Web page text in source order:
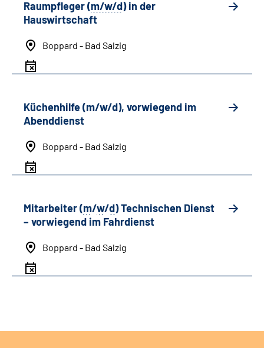
Raumpfleger (m/w/d) in der
Hauswirtschaft
Boppard - Bad Salzig
Küchenhilfe (m/w/d), vorwiegend im
Abenddienst
Boppard - Bad Salzig
Mitarbeiter (m/w/d) Technischen Dienst
– vorwiegend im Fahrdienst
Boppard - Bad Salzig